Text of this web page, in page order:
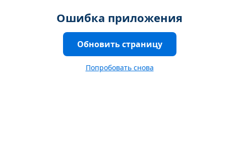
Ошибка приложения
Обновить страницу
Попробовать снова